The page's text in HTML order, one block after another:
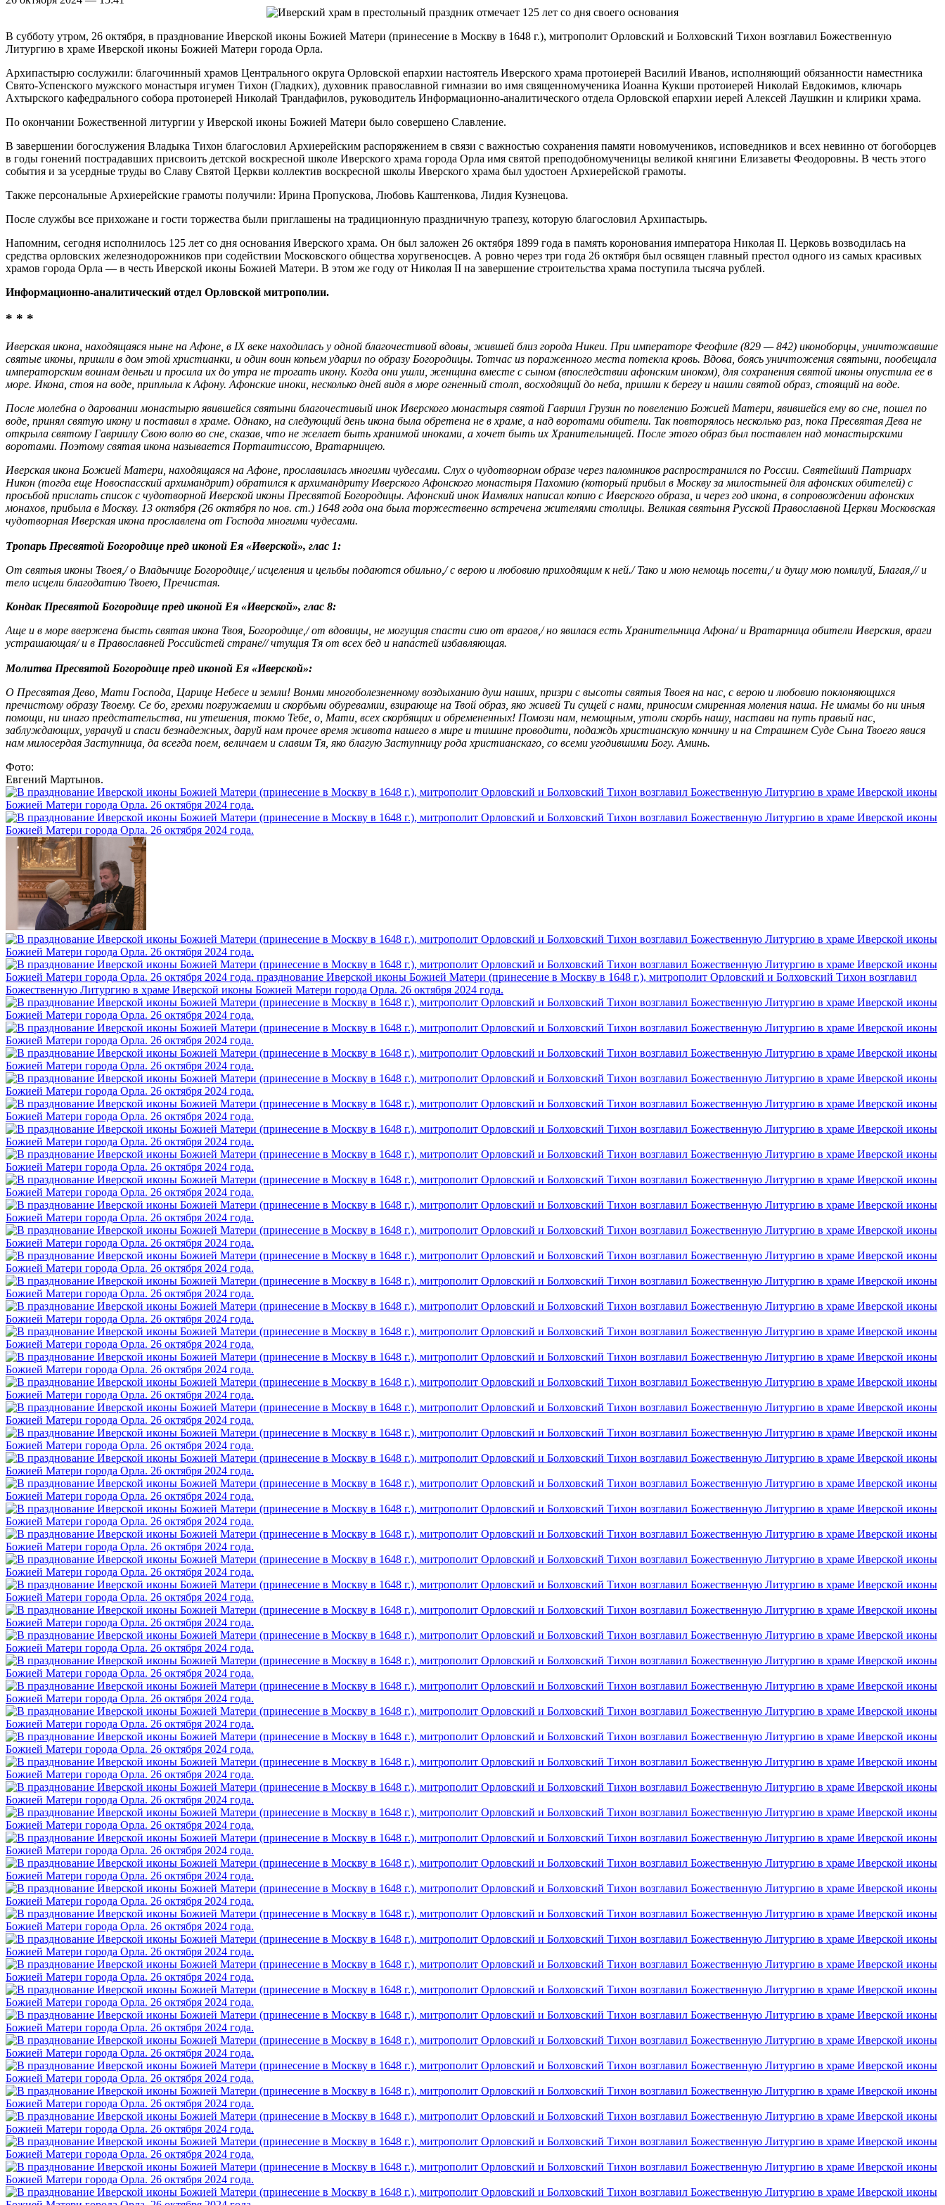
В субботу утром, 26 октября, в празднование Иверской иконы Божией Матери (принесение в Москву в 1648 г.), митрополит Орловский и Болховский Тихон возглавил Божественную
Литургию в храме Иверской иконы Божией Матери города Орла.
Архипастырю сослужили: благочинный храмов Центрального округа Орловской епархии настоятель Иверского храма протоиерей Василий Иванов, исполняющий обязанности наместника
Свято-Успенского мужского монастыря игумен Тихон (Гладких), духовник православной гимназии во имя священномученика Иоанна Кукши протоиерей Николай Евдокимов, ключарь
Ахтырского кафедрального собора протоиерей Николай Трандафилов, руководитель Информационно-аналитического отдела Орловской епархии иерей Алексей Лаушкин и клирики храма.
По окончании Божественной литургии у Иверской иконы Божией Матери было совершено Славление.
В завершении богослужения Владыка Тихон благословил Архиерейским распоряжением в связи с важностью сохранения памяти новомучеников, исповедников и всех невинно от богоборцев
в годы гонений пострадавших присвоить детской воскресной школе Иверского храма города Орла имя святой преподобномученицы великой княгини Елизаветы Феодоровны. В честь этого
события и за усердные труды во Славу Святой Церкви коллектив воскресной школы Иверского храма был удостоен Архиерейской грамоты.
Также персональные Архиерейские грамоты получили: Ирина Пропускова, Любовь Каштенкова, Лидия Кузнецова.
После службы все прихожане и гости торжества были приглашены на традиционную праздничную трапезу, которую благословил Архипастырь.
Напомним, сегодня исполнилось 125 лет со дня основания Иверского храма. Он был заложен 26 октября 1899 года в память коронования императора Николая II. Церковь возводилась на
средства орловских железнодорожников при содействии Московского общества хоругвеносцев. А ровно через три года 26 октября был освящен главный престол одного из самых красивых
храмов города Орла — в честь Иверской иконы Божией Матери. В этом же году от Николая II на завершение строительства храма поступила тысяча рублей.
Информационно-аналитический отдел Орловской митрополии.
* * *
Иверская икона, находящаяся ныне на Афоне, в IX веке находилась у одной благочестивой вдовы, жившей близ города Никеи. При императоре Феофиле (829 — 842) иконоборцы, уничтожавшие
святые иконы, пришли в дом этой христианки, и один воин копьем ударил по образу Богородицы. Тотчас из пораженного места потекла кровь. Вдова, боясь уничтожения святыни, пообещала
императорским воинам деньги и просила их до утра не трогать икону. Когда они ушли, женщина вместе с сыном (впоследствии афонским иноком), для сохранения святой иконы опустила ее в
море. Икона, стоя на воде, приплыла к Афону. Афонские иноки, несколько дней видя в море огненный столп, восходящий до неба, пришли к берегу и нашли святой образ, стоящий на воде.
После молебна о даровании монастырю явившейся святыни благочестивый инок Иверского монастыря святой Гавриил Грузин по повелению Божией Матери, явившейся ему во сне, пошел по
воде, принял святую икону и поставил в храме. Однако, на следующий день икона была обретена не в храме, а над воротами обители. Так повторялось несколько раз, пока Пресвятая Дева не
открыла святому Гавриилу Свою волю во сне, сказав, что не желает быть хранимой иноками, а хочет быть их Хранительницей. После этого образ был поставлен над монастырскими
воротами. Поэтому святая икона называется Портаитиссою, Вратарницею.
Иверская икона Божией Матери, находящаяся на Афоне, прославилась многими чудесами. Слух о чудотворном образе через паломников распространился по России. Святейший Патриарх
Никон (тогда еще Новоспасский архимандрит) обратился к архимандриту Иверского Афонского монастыря Пахомию (который прибыл в Москву за милостыней для афонских обителей) с
просьбой прислать список с чудотворной Иверской иконы Пресвятой Богородицы. Афонский инок Иамвлих написал копию с Иверского образа, и через год икона, в сопровождении афонских
монахов, прибыла в Москву. 13 октября (26 октября по нов. ст.) 1648 года она была торжественно встречена жителями столицы. Великая святыня Русской Православной Церкви Московская
чудотворная Иверская икона прославлена от Господа многими чудесами.
Тропарь Пресвятой Богородице пред иконой Ея «Иверской», глас 1:
От святыя иконы Твоея,/ о Владычице Богородице,/ исцеления и цельбы подаются обильно,/ с верою и любовию приходящим к ней./ Тако и мою немощь посети,/ и душу мою помилуй, Благая,// и
тело исцели благодатию Твоею, Пречистая.
Кондак Пресвятой Богородице пред иконой Ея «Иверской», глас 8:
Аще и в море ввержена бысть святая икона Твоя, Богородице,/ от вдовицы, не могущия спасти сию от врагов,/ но явилася есть Хранительница Афона/ и Вратарница обители Иверския, враги
устрашающая/ и в Православней Российстей стране// чтущия Тя от всех бед и напа́стей избавляющая.
Молитва Пресвятой Богородице пред иконой Ея «Иверской»:
О Пресвятая Дево, Мати Господа, Царице Небесе и земли! Вонми многоболезненному воздыханию душ наших, призри с высоты святыя Твоея на нас, с верою и любовию поклоняющихся
пречистому образу Твоему. Се бо, грехми погружаемии и скорбьми обуревамии, взирающе на Твой образ, яко живей Ти сущей с нами, приносим смиренная моления наша. Не имамы бо ни иныя
помощи, ни инаго предстательства, ни утешения, токмо Тебе, о, Мати, всех скорбящих и обремененных! Помози нам, немощным, утоли скорбь нашу, настави на путь правый нас,
заблуждающих, уврачуй и спаси безнадежных, даруй нам прочее время живота нашего в мире и тишине проводити, подаждь христианскую кончину и на Страшнем Суде Сына Твоего явися
нам милосердая Заступница, да всегда поем, величаем и славим Тя, яко благую Заступницу рода христианскаго, со всеми угодившими Богу. Аминь.
Фото:
Евгений Мартынов.